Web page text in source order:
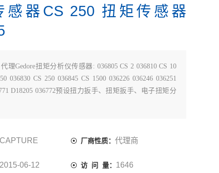
感器CS 250 扭矩传感器
代理Gedore扭矩分析仪传感器: 036805 CS 2 036810 CS 10
036830 CS 250 036845 CS 1500 036226 036246 036251
D18205 036772预设扭力扳手、扭矩扳手、电子扭矩分
CAPTURE 厂商性质： 代理商
2015-06-12 访 问 量： 1646